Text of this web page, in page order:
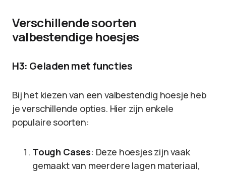
Verschillende soorten
valbestendige hoesjes
H3: Geladen met functies
Bij het kiezen van een valbestendig hoesje heb
je verschillende opties. Hier zijn enkele
populaire soorten:
Tough Cases: Deze hoesjes zijn vaak
gemaakt van meerdere lagen materiaal,